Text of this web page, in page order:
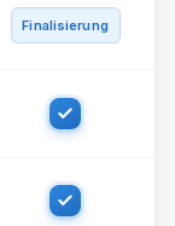
Finalisierung